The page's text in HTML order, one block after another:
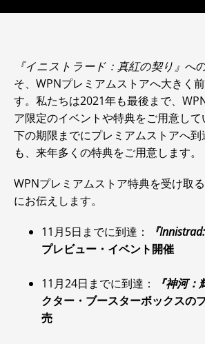
『イニストラード：真紅の契り』 へ
そ、WPNプレミアムストアへ大きく
す。私たちは2021年も最後まで、
ア限定のイベントや特典をご用意し
下の期限までにプレミアムストアへ
も、来年多くの特典をご用意します。
WPNプレミアムストア特典を受け取
にお伝えします。
11月5日までに到達：
『
プレビュー・イベント開催
11月24日までに到達： 『神河
クター・ブースターボックスの
売